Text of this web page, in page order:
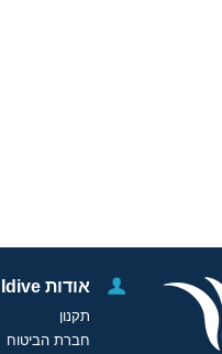
אודות Idive
תקנון
חברת הביטוח